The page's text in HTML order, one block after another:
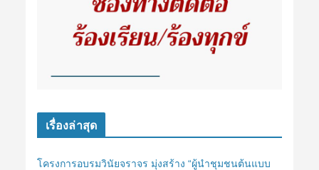
เรื่องล่าสุด
โครงการอบรมวินัยจราจร มุ่งสร้าง “ผู้นำชุมชนต้นแบบ